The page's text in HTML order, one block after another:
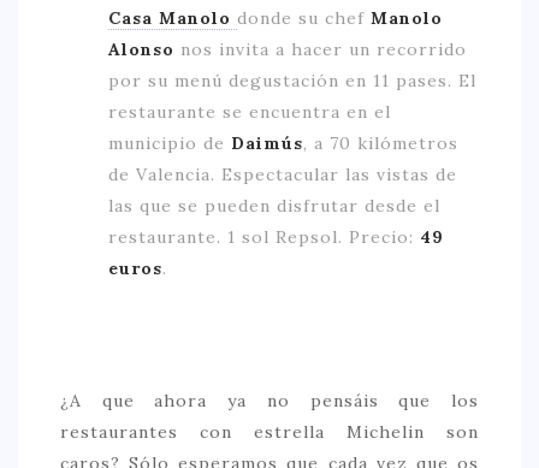
Casa Manolo donde su chef Manolo
Alonso nos invita a hacer un recorrido
por su menú degustación en 11 pases. El
restaurante se encuentra en el
municipio de Daimús, a 70 kilómetros
de Valencia. Espectacular las vistas de
las que se pueden disfrutar desde el
restaurante. 1 sol Repsol. Precio: 49
euros.
¿A que ahora ya no pensáis que los
restaurantes con estrella Michelin son
caros? Sólo esperamos que cada vez que os